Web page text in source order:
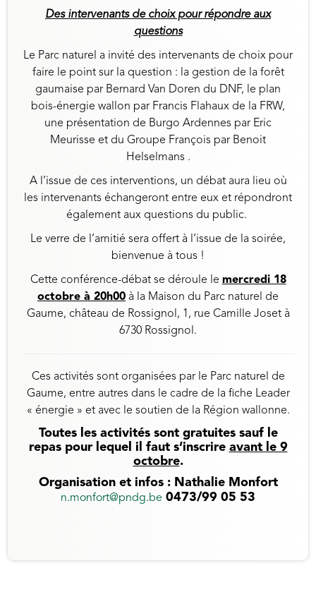
Des intervenants de choix pour répondre aux
questions
Le Parc naturel a invité des intervenants de choix pour
faire le point sur la question : la gestion de la forêt
gaumaise par Bernard Van Doren du DNF, le plan
bois-énergie wallon par Francis Flahaux de la FRW,
une présentation de Burgo Ardennes par Eric
Meurisse et du Groupe François par Benoit
Helselmans .
A l’issue de ces interventions, un débat aura lieu où
les intervenants échangeront entre eux et répondront
également aux questions du public.
Le verre de l’amitié sera offert à l’issue de la soirée,
bienvenue à tous !
Cette conférence-débat se déroule le mercredi 18
octobre à 20h00 à la Maison du Parc naturel de
Gaume, château de Rossignol, 1, rue Camille Joset à
6730 Rossignol.
Ces activités sont organisées par le Parc naturel de
Gaume, entre autres dans le cadre de la fiche Leader
« énergie » et avec le soutien de la Région wallonne.
Toutes les activités sont gratuites sauf le
repas pour lequel il faut s’inscrire avant le 9
octobre.
Organisation et infos : Nathalie Monfort
n.monfort@pndg.be 0473/99 05 53